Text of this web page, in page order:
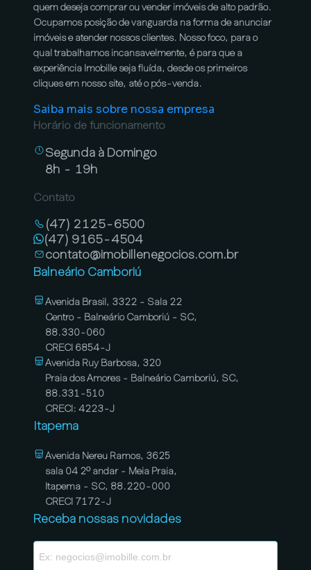
quem deseja comprar ou vender imóveis de alto padrão.
Ocupamos posição de vanguarda na forma de anunciar
imóveis e atender nossos clientes. Nosso foco, para o
qual trabalhamos incansavelmente, é para que a
experiência Imobille seja fluída, desde os primeiros
cliques em nosso site, até o pós-venda.
Saiba mais sobre nossa empresa
Horário de funcionamento
Segunda à Domingo
8h - 19h
Contato
(47) 2125-6500
(47) 9165-4504
contato@imobillenegocios.com.br
Balneário Camboriú
Avenida Brasil, 3322 - Sala 22
Centro - Balneário Camboriú - SC,
88.330-060
CRECI 6854-J
Avenida Ruy Barbosa, 320
Praia dos Amores - Balneário Camboriú, SC,
88.331-510
CRECI: 4223-J
Itapema
Avenida Nereu Ramos, 3625
sala 04 2º andar - Meia Praia,
Itapema - SC, 88.220-000
CRECI 7172-J
Receba nossas novidades